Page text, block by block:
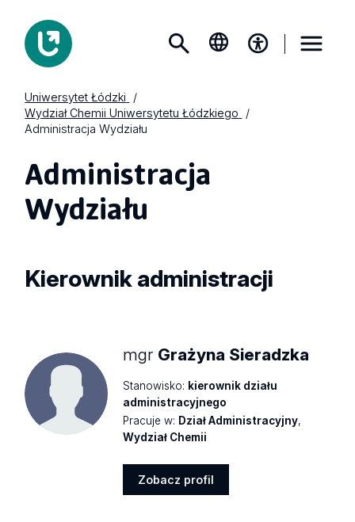
Uniwersytet Łódzki
Wydział Chemii Uniwersytetu Łódzkiego
Administracja Wydziału
Administracja
Wydziału
Kierownik administracji
mgr Grażyna Sieradzka
Stanowisko: kierownik działu
administracyjnego
Pracuje w: Dział Administracyjny,
Wydział Chemii
Zobacz profil